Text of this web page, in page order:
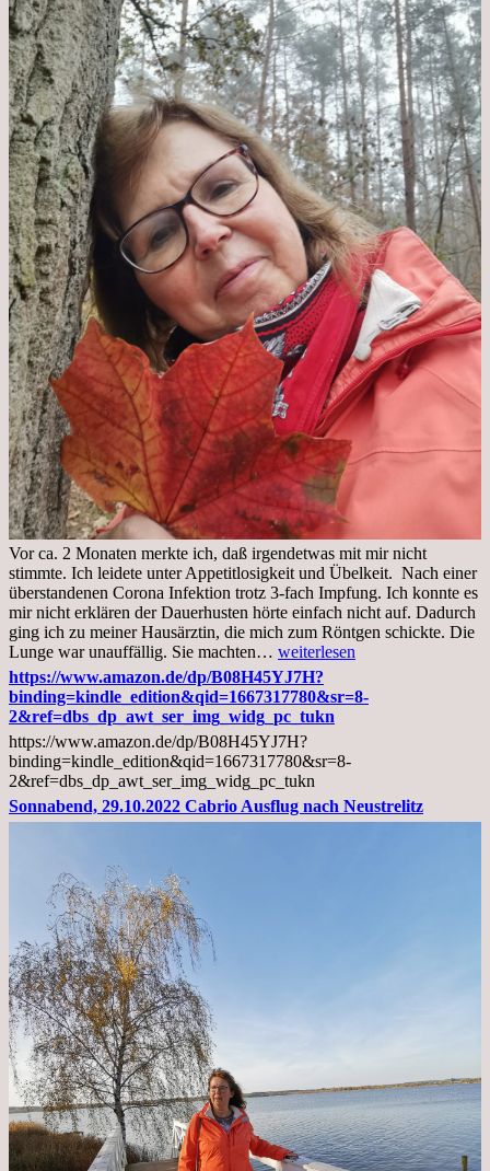
Vor ca. 2 Monaten merkte ich, daß irgendetwas mit mir nicht
stimmte. Ich leidete unter Appetitlosigkeit und Übelkeit. Nach einer
überstandenen Corona Infektion trotz 3-fach Impfung. Ich konnte es
mir nicht erklären der Dauerhusten hörte einfach nicht auf. Dadurch
ging ich zu meiner Hausärztin, die mich zum Röntgen schickte. Die
Lunge war unauffällig. Sie machten… Mittwoch,
02.11.2022,
Arztgespräch
und
Diagnose
Lebermetastasen
weiterlesen
https://www.amazon.de/dp/B08H45YJ7H?
binding=kindle_edition&qid=1667317780&sr=8-
2&ref=dbs_dp_awt_ser_img_widg_pc_tukn
https://www.amazon.de/dp/B08H45YJ7H?
binding=kindle_edition&qid=1667317780&sr=8-
2&ref=dbs_dp_awt_ser_img_widg_pc_tukn
Sonnabend, 29.10.2022 Cabrio Ausflug nach Neustrelitz